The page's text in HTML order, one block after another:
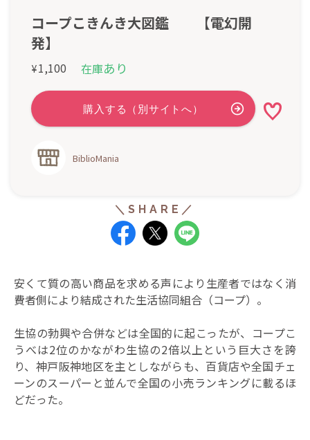
コープこきんき大図鑑 【電幻開
発】
¥1,100 在庫あり
BiblioMania
安くて質の高い商品を求める声により生産者ではなく消
費者側により結成された生活協同組合（コープ）。
生協の勃興や合併などは全国的に起こったが、コープこ
うべは2位のかながわ生協の2倍以上という巨大さを誇
り、神戸阪神地区を主としながらも、百貨店や全国チェ
ーンのスーパーと並んで全国の小売ランキングに載るほ
どだった。